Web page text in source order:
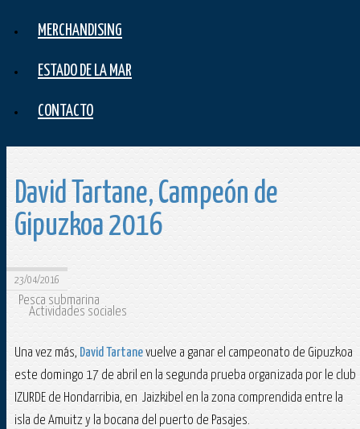
MERCHANDISING
ESTADO DE LA MAR
CONTACTO
David Tartane, Campeón de
Gipuzkoa 2016
23/04/2016
Pesca submarina
Actividades sociales
Una vez más, David Tartanevuelve a ganar el campeonato de Gipuzkoa
este domingo 17 de abril en la segunda prueba organizada por le club
IZURDE de Hondarribia, en Jaizkibel en la zona comprendida entre la
isla de Amuitz y la bocana del puerto de Pasajes.